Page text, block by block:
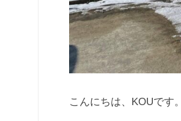
こんにちは、KOUです。